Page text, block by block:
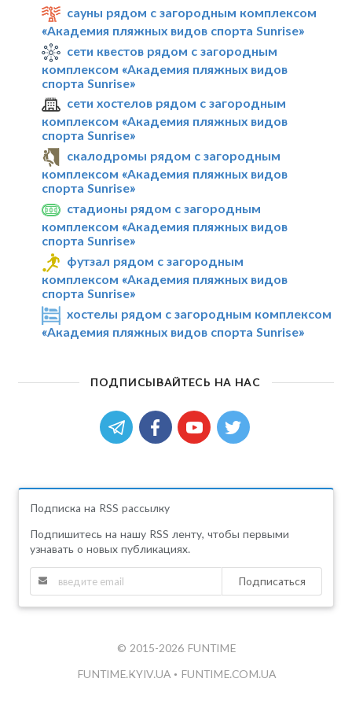
сауны рядом с загородным комплексом
«Академия пляжных видов спорта Sunrise»
сети квестов рядом с загородным
комплексом «Академия пляжных видов
спорта Sunrise»
сети хостелов рядом с загородным
комплексом «Академия пляжных видов
спорта Sunrise»
скалодромы рядом с загородным
комплексом «Академия пляжных видов
спорта Sunrise»
стадионы рядом с загородным
комплексом «Академия пляжных видов
спорта Sunrise»
футзал рядом с загородным
комплексом «Академия пляжных видов
спорта Sunrise»
хостелы рядом с загородным комплексом
«Академия пляжных видов спорта Sunrise»
ПОДПИСЫВАЙТЕСЬ НА НАС
Подписка на RSS рассылку
Подпишитесь на нашу RSS ленту, чтобы первыми
узнавать о новых публикациях.
Подписаться
© 2015-2026 FUNTIME
FUNTIME.KYIV.UA • FUNTIME.COM.UA